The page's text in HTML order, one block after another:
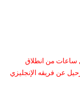
ساعات من انطلاق
رغبته في الرحيل عن فريقه الإنجليزي